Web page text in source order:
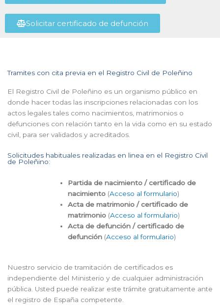
Solicitar certificado de defunción
Tramites con cita previa en el Registro Civil de Poleñino
El Registro Civil de Poleñino es un organismo público en
donde hacer todas las inscripciones relacionadas con los
actos legales tales como nacimientos, matrimonios o
defunciones con relación tanto en la vida como en su estado
civil, para ser validados y acreditados.
Solicitudes habituales realizadas en linea en el Registro Civil
de Poleñino:
Partida de nacimiento / certificado de
nacimiento (Acceso al formulario)
Acta de matrimonio / certificado de
matrimonio (Acceso al formulario)
Acta de defunción / certificado de
defunción (Acceso al formulario)
Nuestro servicio de tramitación de certificados es
independiente del Ministerio y de cualquier administración
pública. Usted puede realizar este trámite gratuitamente ante
el registro de España competente.